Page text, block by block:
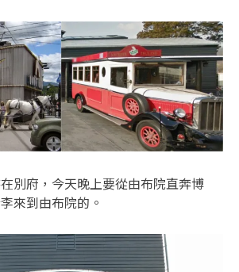
別府，今天晚上要從由布院直奔博
來到由布院的。